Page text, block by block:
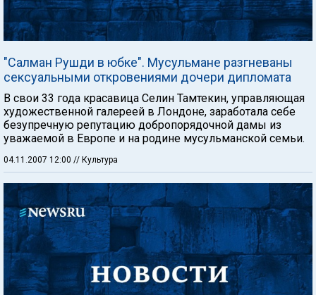
"Салман Рушди в юбке". Мусульмане разгневаны
сексуальными откровениями дочери дипломата
В свои 33 года красавица Селин Тамтекин, управляющая
художественной галереей в Лондоне, заработала себе
безупречную репутацию добропорядочной дамы из
уважаемой в Европе и на родине мусульманской семьи.
04.11.2007 12:00 // Культура